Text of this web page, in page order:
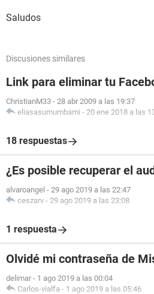
Saludos
Discusiones similares
Link para eliminar tu
ChristianM33 - 28 abr 2009 a las 19:37
eliasasumumbami - 20 ene 2018 a las
18 respuestas
¿Es posible recuperar el
alvaroangel - 29 ago 2019 a las 22:47
ceszarv - 29 ago 2019 a las 23:08
1 respuesta
Olvidé mi contraseña de
delimar - 1 ago 2019 a las 00:04
Carlos-vialfa - 1 ago 2019 a las 05:46